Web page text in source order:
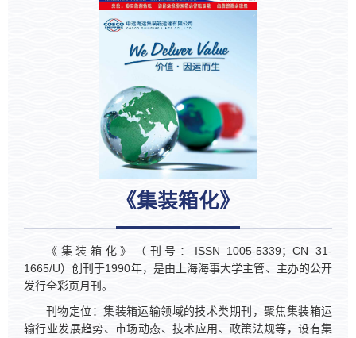
《集装箱化》
《集装箱化》（刊号：ISSN 1005-5339；CN 31-
1665/U）创刊于1990年，是由上海海事大学主管、主办的公开
发行全彩页月刊。
刊物定位：集装箱运输领域的技术类期刊，聚焦集装箱运
输行业发展趋势、市场动态、技术应用、政策法规等，设有集